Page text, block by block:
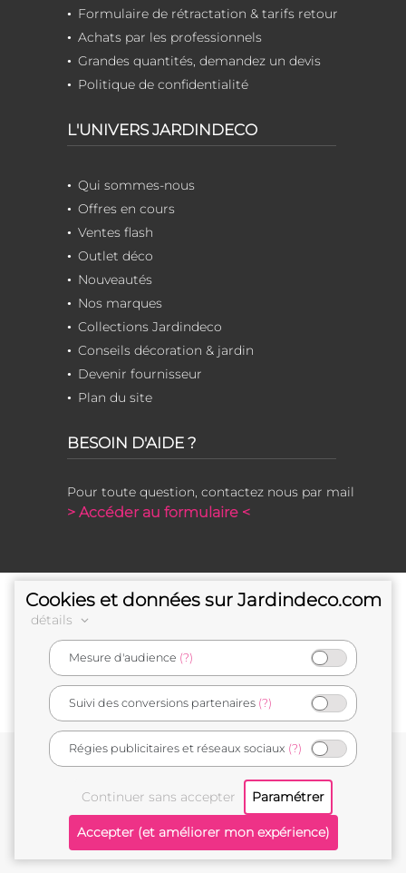
Formulaire de rétractation & tarifs retour
Achats par les professionnels
Grandes quantités, demandez un devis
Politique de confidentialité
L'UNIVERS JARDINDECO
Qui sommes-nous
Offres en cours
Ventes flash
Outlet déco
Nouveautés
Nos marques
Collections Jardindeco
Conseils décoration & jardin
Devenir fournisseur
Plan du site
BESOIN D'AIDE ?
Pour toute question, contactez nous par mail
> Accéder au formulaire <
e-commerçant français
Conditions générales de vente
Mentions légales
Cookies et données sur Jardindeco.com
détails
Mesure d'audience (?)
Suivi des conversions partenaires (?)
Régies publicitaires et réseaux sociaux (?)